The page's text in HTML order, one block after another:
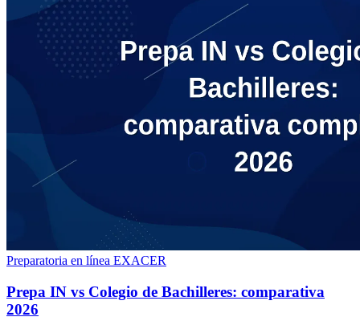
Preparatoria en línea EXACER
Prepa IN vs Colegio de Bachilleres: comparativa
2026